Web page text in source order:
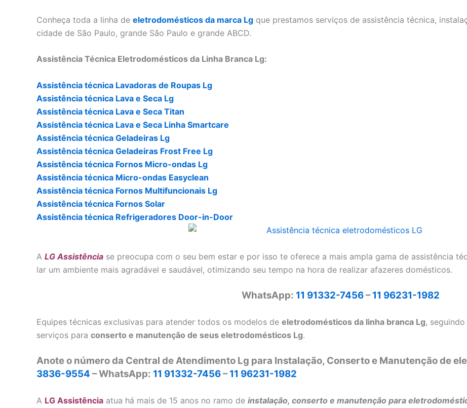
Conheça toda a linha de eletrodomésticos da marca Lg que prestamos serviços de assistência técnica,
cidade de São Paulo, grande São Paulo e grande ABCD.
Assistência Técnica Eletrodomésticos da Linha Branca Lg:
Assistência técnica Lavadoras de Roupas Lg
Assistência técnica Lava e Seca Lg
Assistência técnica Lava e Seca Titan
Assistência técnica Lava e Seca Linha Smartcare
Assistência técnica Geladeiras Lg
Assistência técnica Geladeiras Frost Free Lg
Assistência técnica Fornos Micro-ondas Lg
Assistência técnica Micro-ondas Easyclean
Assistência técnica Fornos Multifuncionais Lg
Assistência técnica Fornos Solar
Assistência técnica Refrigeradores Door-in-Door
A LG Assistência se preocupa com o seu bem estar e por isso te oferece a mais ampla gama de assistência
lar um ambiente mais agradável e saudável, otimizando seu tempo na hora de realizar afazeres domésticos.
WhatsApp: 11 91332-7456–11 96231-1982
Equipes técnicas exclusivas para atender todos os modelos de eletrodomésticos da linha branca Lg,
serviços para conserto e manutenção de seus eletrodomésticos Lg.
Anote o número da Central de Atendimento Lg para Instalação, Conserto e Manutenção de
3836-9554 – WhatsApp: 11 91332-7456–11 96231-1982
A LG Assistência atua há mais de 15 anos no ramo de instalação, conserto e manutenção para